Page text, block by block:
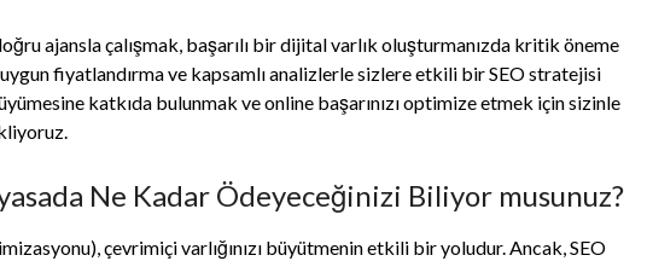
ajansla çalışmak, başarılı bir dijital varlık oluşturmanızda kritik öneme
fiyatlandırma ve kapsamlı analizlerle sizlere etkili bir SEO stratejisi
katkıda bulunmak ve online başarınızı optimize etmek için sizinle
Ne Kadar Ödeyeceğinizi Biliyor musunuz?
çevrimiçi varlığınızı büyütmenin etkili bir yoludur. Ancak, SEO